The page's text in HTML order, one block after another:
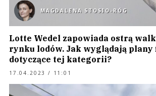
MAGDALENA STOSIO-RÓG
Lotte Wedel zapowiada ostrą
rynku lodów. Jak wyglądają
dotyczące tej kategorii?
17.04.2023 / 11:01